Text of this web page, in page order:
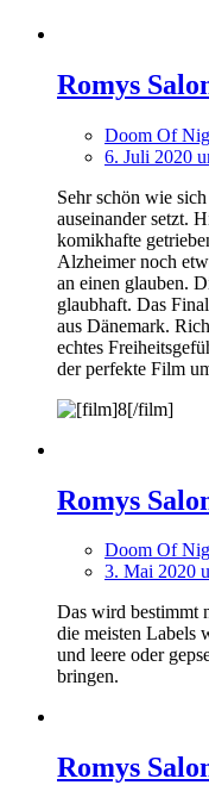
Romys
Doom Of
6. Juli 2020
Sehr schön wie
auseinander setzt.
komikhafte
Alzheimer noch
an einen glauben.
glaubhaft. Das
aus Dänemark.
echtes
der perfekte Film
Romys
Doom Of
3. Mai 2020
Das wird bestimmt
die meisten Labels
und leere oder
bringen.
Romys